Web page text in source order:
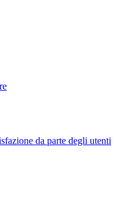
da parte degli utenti